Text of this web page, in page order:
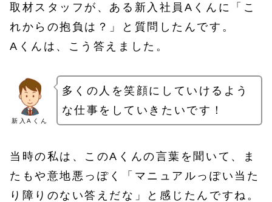
取材スタッフが、ある新入社員Aくんに「こ
れからの抱負は？」と質問したんです。
Aくんは、こう答えました。
新入Aくん
多くの人を笑顔にしていけるよう
な仕事をしていきたいです！
当時の私は、このAくんの言葉を聞いて、ま
たもや意地悪っぽく「マニュアルっぽい当た
り障りのない答えだな」と感じたんですね。